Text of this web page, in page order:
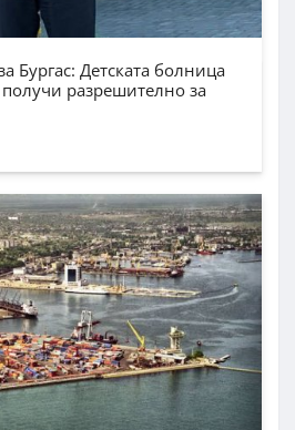
Бургас: Детската болница
получи разрешително за